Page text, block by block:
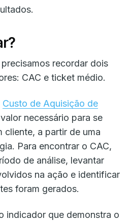
recordar dois
CAC e ticket médio.
Custo de Aquisição de
necessário para se
cliente, a partir de uma
Para encontrar o CAC,
de análise, levantar
na ação e identificar
foram gerados.
indicador que demonstra o